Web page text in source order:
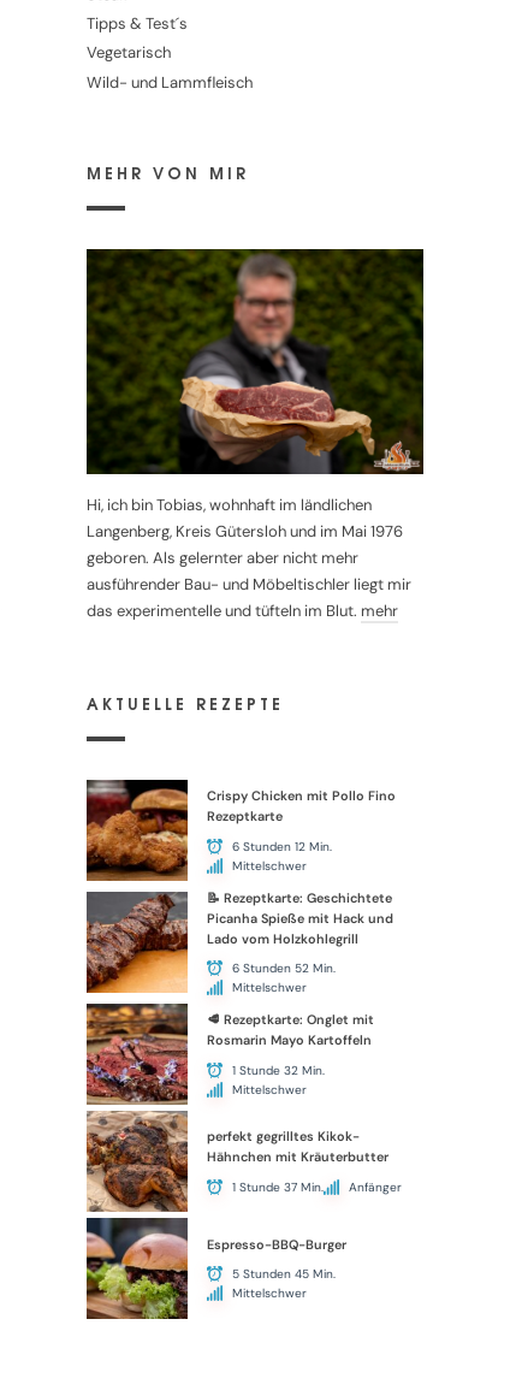
Tipps & Test´s
Vegetarisch
Wild- und Lammfleisch
MEHR VON MIR
Hi, ich bin Tobias, wohnhaft im ländlichen
Langenberg, Kreis Gütersloh und im Mai 1976
geboren. Als gelernter aber nicht mehr
ausführender Bau- und Möbeltischler liegt mir
das experimentelle und tüfteln im Blut. mehr
AKTUELLE REZEPTE
Crispy Chicken mit Pollo Fino
Rezeptkarte
6 Stunden 12 Min.
Mittelschwer
📝 Rezeptkarte: Geschichtete
Picanha Spieße mit Hack und
Lado vom Holzkohlegrill
6 Stunden 52 Min.
Mittelschwer
🥩 Rezeptkarte: Onglet mit
Rosmarin Mayo Kartoffeln
1 Stunde 32 Min.
Mittelschwer
perfekt gegrilltes Kikok-
Hähnchen mit Kräuterbutter
1 Stunde 37 Min. Anfänger
Espresso-BBQ-Burger
5 Stunden 45 Min.
Mittelschwer